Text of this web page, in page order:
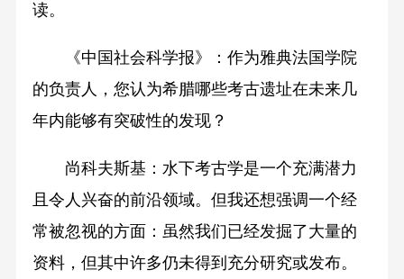
读。
《中国社会科学报》：作为雅典法国学院
的负责人，您认为希腊哪些考古遗址在未来几
年内能够有突破性的发现？
尚科夫斯基：水下考古学是一个充满潜力
且令人兴奋的前沿领域。但我还想强调一个经
常被忽视的方面：虽然我们已经发掘了大量的
资料，但其中许多仍未得到充分研究或发布。